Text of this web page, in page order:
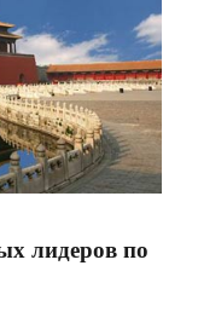
лидеров по